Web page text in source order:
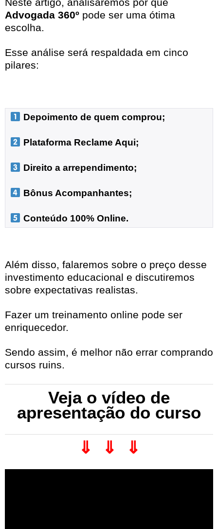
Neste artigo, analisaremos por que
Advogada 360º pode ser uma ótima
escolha.
Esse análise será respaldada em cinco
pilares:
Depoimento de quem comprou;
Plataforma Reclame Aqui;
Direito a arrependimento;
Bônus Acompanhantes;
Conteúdo 100% Online.
Além disso, falaremos sobre o preço desse
investimento educacional e discutiremos
sobre expectativas realistas.
Fazer um treinamento online pode ser
enriquecedor.
Sendo assim, é melhor não errar comprando
cursos ruins.
Veja o vídeo de
apresentação do curso
⇓ ⇓ ⇓